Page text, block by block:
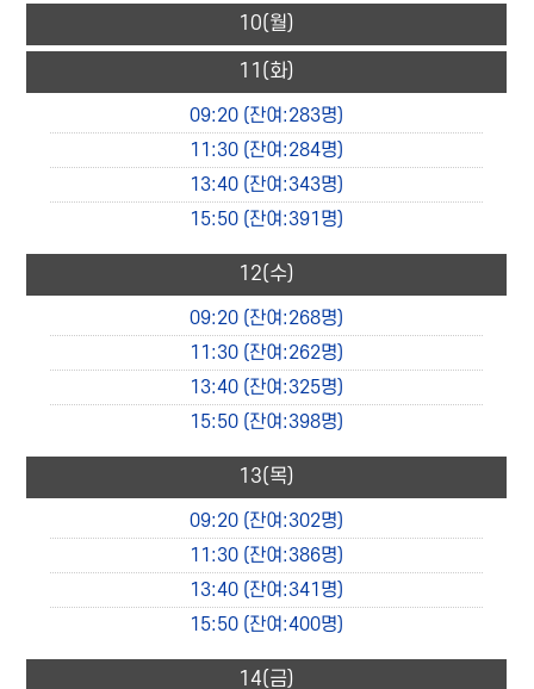
10(월)
11 (화)
09:20 (잔여:283명)
11:30 (잔여:284명)
13:40 (잔여:343명)
15:50 (잔여:391명)
12(수)
09:20 (잔여:268명)
11:30 (잔여:262명)
13:40 (잔여:325명)
15:50 (잔여:398명)
13(목)
09:20 (잔여:302명)
11:30 (잔여:386명)
13:40 (잔여:341명)
15:50 (잔여:400명)
14(금)